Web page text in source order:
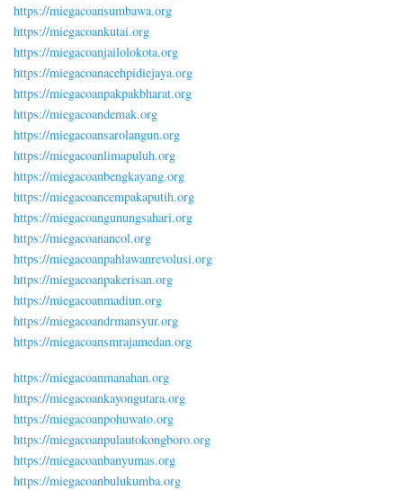
https://miegacoansumbawa.org
https://miegacoankutai.org
https://miegacoanjailolokota.org
https://miegacoanacehpidiejaya.org
https://miegacoanpakpakbharat.org
https://miegacoandemak.org
https://miegacoansarolangun.org
https://miegacoanlimapuluh.org
https://miegacoanbengkayang.org
https://miegacoancempakaputih.org
https://miegacoangunungsahari.org
https://miegacoanancol.org
https://miegacoanpahlawanrevolusi.org
https://miegacoanpakerisan.org
https://miegacoanmadiun.org
https://miegacoandrmansyur.org
https://miegacoansmrajamedan.org
https://miegacoanmanahan.org
https://miegacoankayongutara.org
https://miegacoanpohuwato.org
https://miegacoanpulautokongboro.org
https://miegacoanbanyumas.org
https://miegacoanbulukumba.org